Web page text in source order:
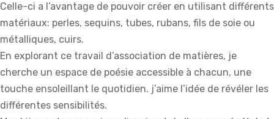
Celle-ci a l’avantage de pouvoir créer en utilisant différents
matériaux: perles, sequins, tubes, rubans, fils de soie ou
métalliques, cuirs.
En explorant ce travail d’association de matières, je
cherche un espace de poésie accessible à chacun, une
touche ensoleillant le quotidien. j’aime l’idée de révéler les
différentes sensibilités.